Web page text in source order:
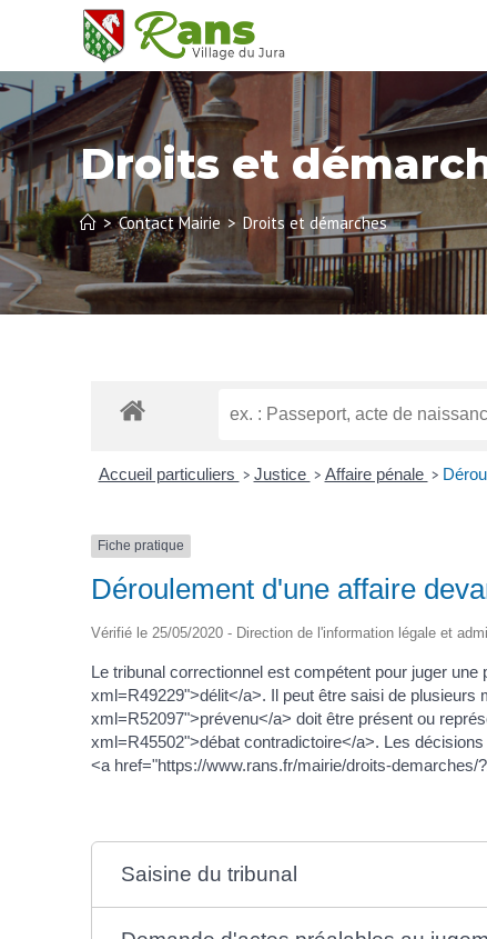
Droits et
> Contact Mairie > Droits et démarches
Accueil particuliers > Justice > Affaire pénale >
Fiche pratique
Déroulement d'une affaire
Vérifié le 25/05/2020 - Direction de l'information légale et
Le tribunal correctionnel est compétent pour juger
xml=R49229">délit</a>. Il peut être saisi de
xml=R52097">prévenu</a> doit être présent ou
xml=R45502">débat contradictoire</a>. Les
<a href="https://www.rans.fr/mairie/droits-demarches/
Saisine du tribunal